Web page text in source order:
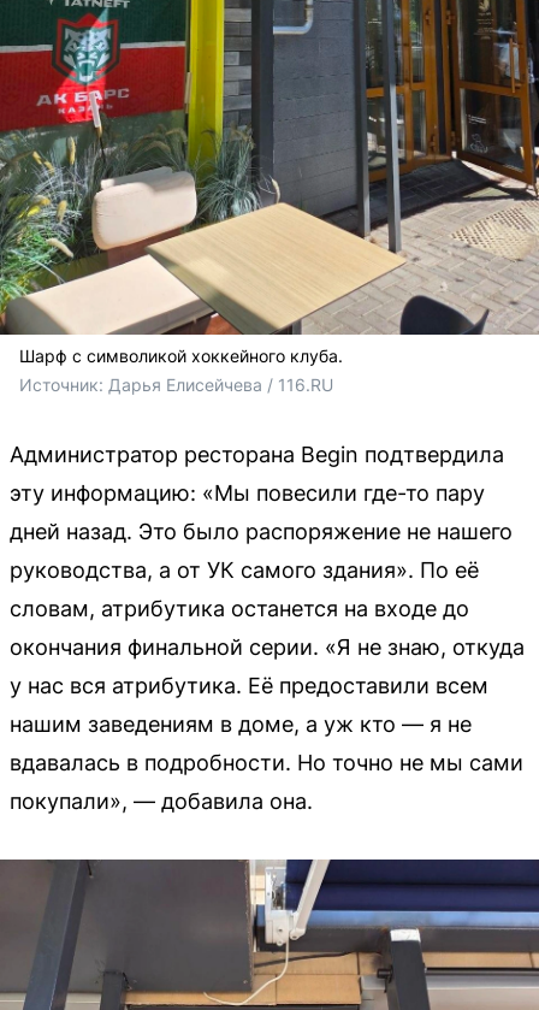
Шарф с символикой хоккейного клуба.
Источник: Дарья Елисейчева / 116.RU
Администратор ресторана Begin подтвердила
эту информацию: «Мы повесили где-то пару
дней назад. Это было распоряжение не нашего
руководства, а от УК самого здания». По её
словам, атрибутика останется на входе до
окончания финальной серии. «Я не знаю, откуда
у нас вся атрибутика. Её предоставили всем
нашим заведениям в доме, а уж кто — я не
вдавалась в подробности. Но точно не мы сами
покупали», — добавила она.